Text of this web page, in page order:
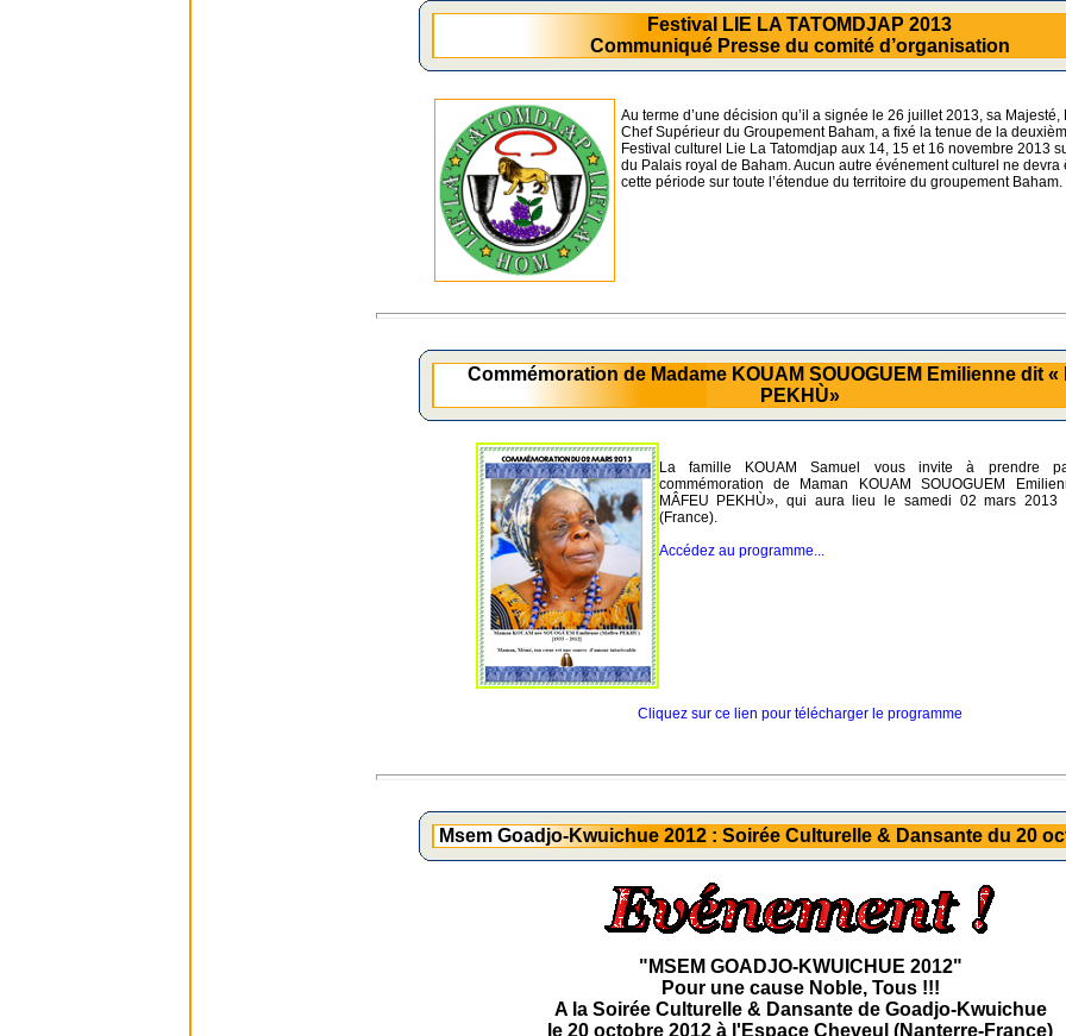
Festival LIE LA TATOMDJAP 2013
Communiqué Presse du comité d’organisation
Au terme d’une décision qu’il a signée le 26 juillet 2013, sa Majesté,
Chef Supérieur du Groupement Baham, a fixé la tenue de la
Festival culturel Lie La Tatomdjap aux 14, 15 et 16 novembre 2013
du Palais royal de Baham. Aucun autre événement culturel ne devra
cette période sur toute l’étendue du territoire du groupement Baham.
Commémoration de Madame KOUAM SOUOGUEM Emilienne dit «
PEKHÙ»
La famille KOUAM Samuel vous invite à prendre
commémoration de Maman KOUAM SOUOGUEM
MÂFEU PEKHÙ», qui aura lieu le samedi 02 mars 2013
(France).
Accédez au programme...
Cliquez sur ce lien pour télécharger le programme
Msem Goadjo-Kwuichue 2012 : Soirée Culturelle & Dansante du 20
"MSEM GOADJO-KWUICHUE 2012"
Pour une cause Noble, Tous !!!
A la Soirée Culturelle & Dansante de Goadjo-Kwuichue
le 20 octobre 2012 à l'Espace Cheveul (Nanterre-France)